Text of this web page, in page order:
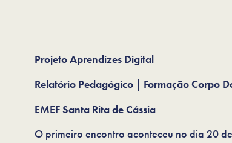
Projeto Aprendizes Digital
Relatório Pedagógico | Formação Corpo
EMEF Santa Rita de Cássia
O primeiro encontro aconteceu no dia 20